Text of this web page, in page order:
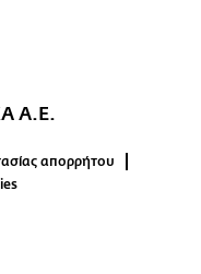
Α.Ε.
απορρήτου